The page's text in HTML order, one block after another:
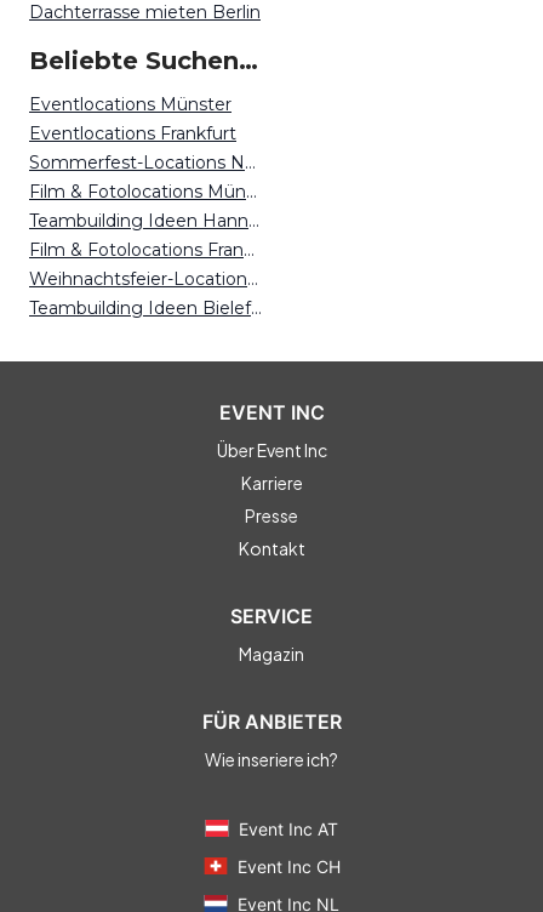
Dachterrasse mieten Berlin
Beliebte Suchen auf Event Inc
Eventlocations Münster
Eventlocations Frankfurt
Sommerfest-Locations Nürnberg
Film & Fotolocations München
Teambuilding Ideen Hannover
Film & Fotolocations Frankfurt
Weihnachtsfeier-Locations Magdeburg
Teambuilding Ideen Bielefeld
EVENT INC
Über Event Inc
Karriere
Presse
Kontakt
SERVICE
Magazin
FÜR ANBIETER
Wie inseriere ich?
Event Inc AT
Event Inc CH
Event Inc NL